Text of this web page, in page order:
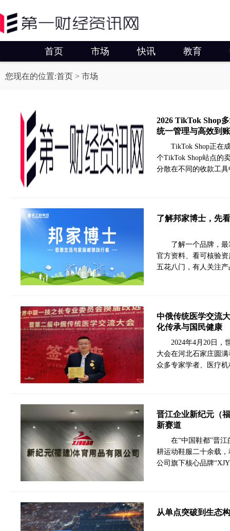
首页 市场 快讯 教育
您现在的位置:首页 > 市场
2026 TikTok Shop
统一管理与高效到账
TikTok Shop正在
个TikTok Shop站点的
分散在不同的收款工
了解邦家博士，先
了解一个品牌，
官方资料、看可核验
五花八门，有人关注
中俄传统医学交流
化传承与国民健康
2024年4月20日，
大会在河北石家庄圆
众多专家学者、医疗
晋江企业新纪元（
新赛道
在“中国鞋都”晋
耕运动鞋服二十余载
公司旗下核心品牌
从单点突破到生态